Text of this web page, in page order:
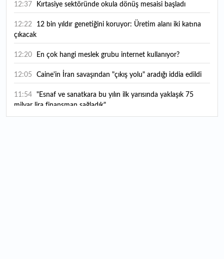
12:37 Kırtasiye sektöründe okula dönüş mesaisi başladı
12:22
çıkacak
12:20 En çok hangi meslek grubu internet kullanıyor?
12:05 Caine'in İran savaşından "çıkış yolu" aradığı iddia edildi
11:54
milyar lira finansman sağladık"